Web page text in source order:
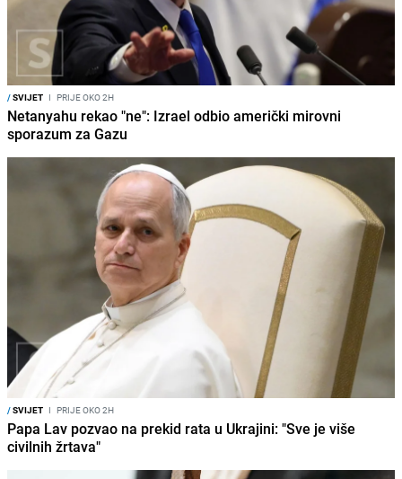
/SVIJET I PRIJE OKO 2H
Netanyahu rekao "ne": Izrael odbio američki mirovni
sporazum za Gazu
/SVIJET I PRIJE OKO 2H
Papa Lav pozvao na prekid rata u Ukrajini: "Sve je više
civilnih žrtava"